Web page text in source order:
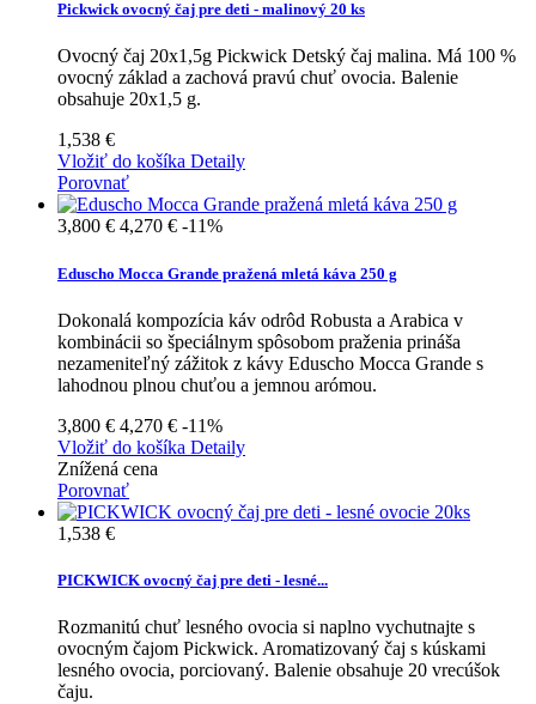
Pickwick ovocný čaj pre deti - malinový 20 ks
Ovocný čaj 20x1,5g Pickwick Detský čaj malina. Má 100 %
ovocný základ a zachová pravú chuť ovocia. Balenie
obsahuje 20x1,5 g.
1,538 €
Vložiť do košíka Detaily
Porovnať
3,800 € 4,270 € -11%
Eduscho Mocca Grande pražená mletá káva 250 g
Dokonalá kompozícia káv odrôd Robusta a Arabica v
kombinácii so špeciálnym spôsobom praženia prináša
nezameniteľný zážitok z kávy Eduscho Mocca Grande s
lahodnou plnou chuťou a jemnou arómou.
3,800 € 4,270 € -11%
Vložiť do košíka Detaily
Znížená cena
Porovnať
1,538 €
PICKWICK ovocný čaj pre deti - lesné...
Rozmanitú chuť lesného ovocia si naplno vychutnajte s
ovocným čajom Pickwick. Aromatizovaný čaj s kúskami
lesného ovocia, porciovaný. Balenie obsahuje 20 vrecúšok
čaju.